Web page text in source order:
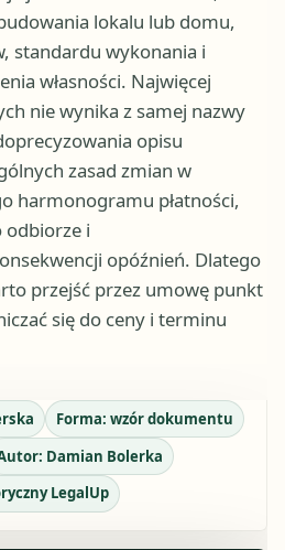
lokalu lub domu,
standardu wykonania i
własności. Najwięcej
nie wynika z samej nazwy
opisu
zasad zmian w
harmonogramu płatności,
odbiorze i
opóźnień. Dlatego
przejść przez umowę punkt
się do ceny i terminu
Forma: wzór dokumentu
Damian Bolerka
LegalUp